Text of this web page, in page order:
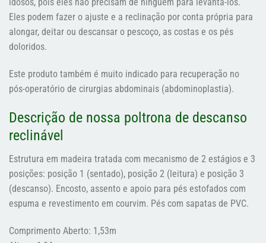
Eles podem fazer o ajuste e a reclinação por conta própria para
alongar, deitar ou descansar o pescoço, as costas e os pés
doloridos.
Este produto também é muito indicado para recuperação no
pós-operatório de cirurgias abdominais (abdominoplastia).
Descrição de nossa poltrona de descanso
reclinável
Estrutura em madeira tratada com mecanismo de 2 estágios e 3
posições: posição 1 (sentado), posição 2 (leitura) e posição 3
(descanso). Encosto, assento e apoio para pés estofados com
espuma e revestimento em courvim. Pés com sapatas de PVC.
Comprimento Aberto: 1,53m